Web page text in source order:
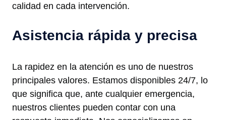
calidad en cada intervención.
Asistencia rápida y precisa
La rapidez en la atención es uno de nuestros
principales valores. Estamos disponibles 24/7, lo
que significa que, ante cualquier emergencia,
nuestros clientes pueden contar con una